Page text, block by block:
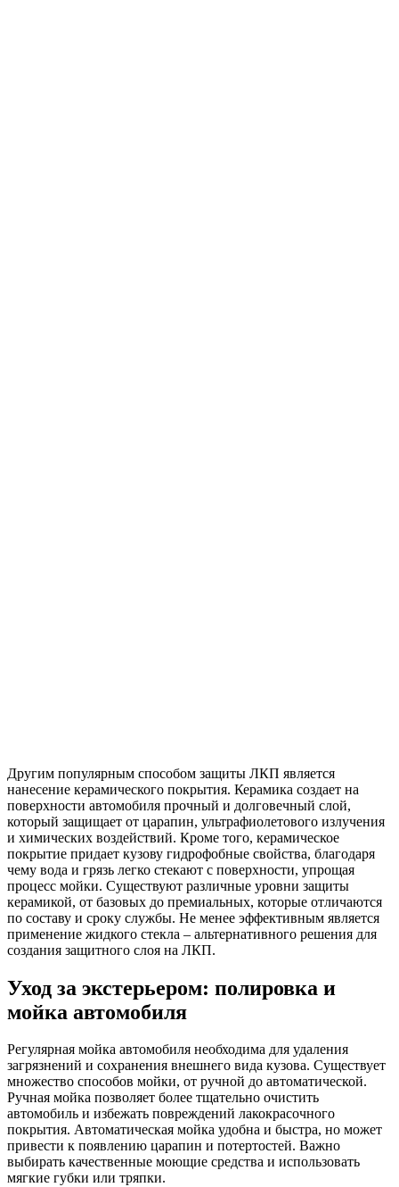
Другим популярным способом защиты ЛКП является
нанесение керамического покрытия. Керамика создает на
поверхности автомобиля прочный и долговечный слой,
который защищает от царапин, ультрафиолетового излучения
и химических воздействий. Кроме того, керамическое
покрытие придает кузову гидрофобные свойства, благодаря
чему вода и грязь легко стекают с поверхности, упрощая
процесс мойки. Существуют различные уровни защиты
керамикой, от базовых до премиальных, которые отличаются
по составу и сроку службы. Не менее эффективным является
применение жидкого стекла – альтернативного решения для
создания защитного слоя на ЛКП.
Уход за экстерьером: полировка и
мойка автомобиля
Регулярная мойка автомобиля необходима для удаления
загрязнений и сохранения внешнего вида кузова. Существует
множество способов мойки, от ручной до автоматической.
Ручная мойка позволяет более тщательно очистить
автомобиль и избежать повреждений лакокрасочного
покрытия. Автоматическая мойка удобна и быстра, но может
привести к появлению царапин и потертостей. Важно
выбирать качественные моющие средства и использовать
мягкие губки или тряпки.